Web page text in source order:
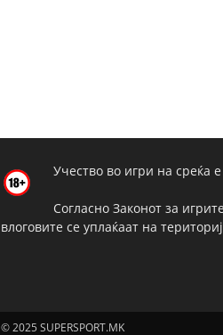
Учество во игри на среќа
Согласно Законот за
влоговите се уплаќаат на
© 2025 SUPERSPORT.MK